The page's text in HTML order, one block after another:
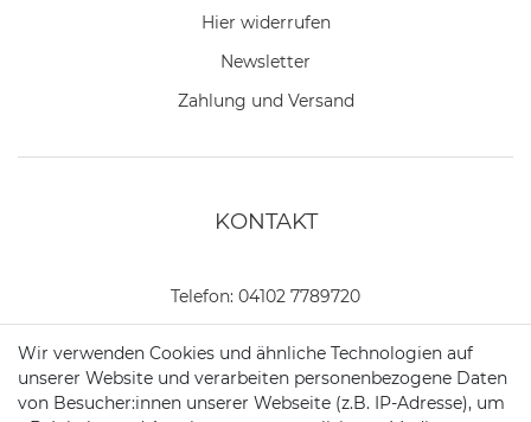
Hier widerrufen
Newsletter
Zahlung und Versand
KONTAKT
Telefon: 04102 7789720
Mail:
kundenservice@motionandsports.de
Jochim-Klindt-Str. 5
22926 Ahrensburg
Wir verwenden Cookies und ähnliche Technologien auf
unserer Website und verarbeiten personenbezogene Daten
von Besucher:innen unserer Webseite (z.B. IP-Adresse), um